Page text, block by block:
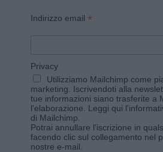
Indirizzo email *
Privacy
Utilizziamo Mailchimp come
marketing. Iscrivendoti alla
tue informazioni siano trasferite a
l'elaborazione. Leggi qui
di Mailchimp
Potrai annullare l'iscrizione in
facendo clic sul collegamento nel
nostre e-mail.